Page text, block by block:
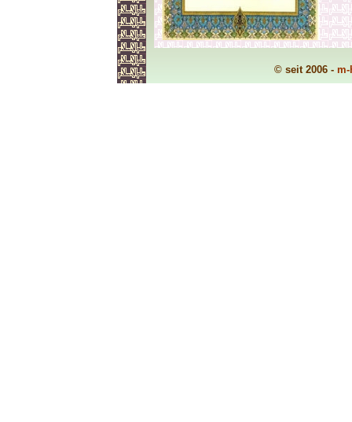
© seit 2006 - m-